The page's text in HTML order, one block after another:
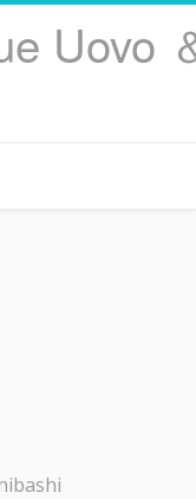
Uovo